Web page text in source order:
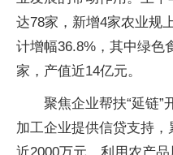
达78家，新增4家农业规
计增幅36.8%，其中绿色
家，产值近14亿元。
聚焦企业帮扶“延链”
加工企业提供信贷支持